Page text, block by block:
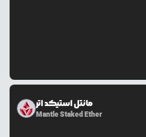
مانتل استیکد اتر
Mantle Staked Ether